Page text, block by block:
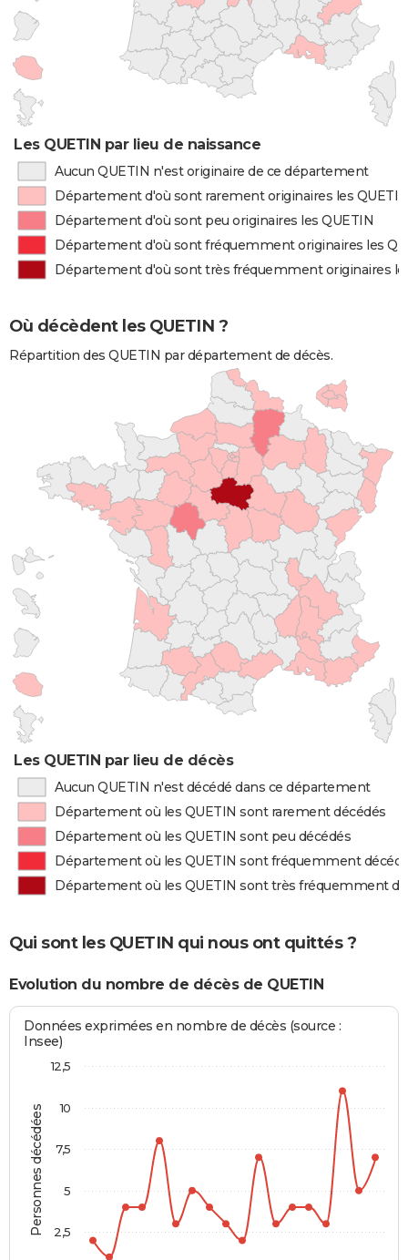
Les QUETIN par lieu de naissance
Aucun QUETIN n'est originaire de ce département
Département d'où sont rarement originaires les QUETIN
Département d'où sont peu originaires les QUETIN
Département d'où sont fréquemment originaires les
Département d'où sont très fréquemment originaires
Où décèdent les QUETIN ?
Répartition des QUETIN par département de décès.
Les QUETIN par lieu de décès
Aucun QUETIN n'est décédé dans ce département
Département où les QUETIN sont rarement décédés
Département où les QUETIN sont peu décédés
Département où les QUETIN sont fréquemment
Département où les QUETIN sont très fréquemment
Qui sont les QUETIN qui nous ont quittés ?
Evolution du nombre de décès de QUETIN
Personnes décédées
Données exprimées en nombre de décès (source :
Insee)
2,5
5
7,5
10
12,5